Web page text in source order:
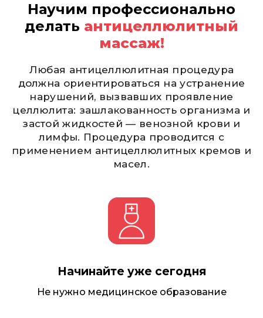
Научим профессионально
делать антицеллюлитный
массаж!
Любая антицеллюлитная процедура
должна ориентироваться на устранение
нарушений, вызвавших проявление
целлюлита: зашлакованность организма и
застой жидкостей — венозной крови и
лимфы. Процедура проводится с
применением антицеллюлитных кремов и
масел.
Начинайте уже сегодня
Не нужно медицинское образование